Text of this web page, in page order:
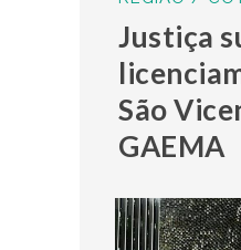
Justiça
São
GAEMA